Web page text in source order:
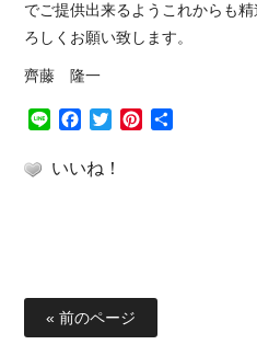
でご提供出来るようこれからも
ろしくお願い致します。
齊藤 隆一
Line Facebook
TwitterPinterest
いいね！
« 前のページ